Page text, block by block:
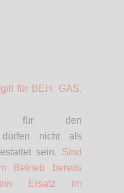
für BEH, GAS,
für den
dürfen nicht als
sein. Sind
Betrieb bereits
Ersatz im